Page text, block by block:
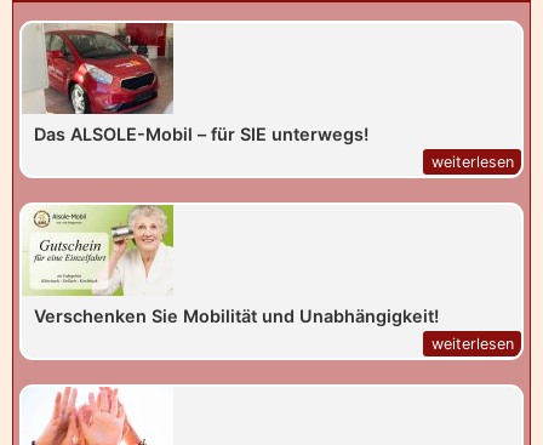
Das ALSOLE-Mobil – für SIE unterwegs!
weiterlesen
Verschenken Sie Mobilität und Unabhängigkeit!
weiterlesen